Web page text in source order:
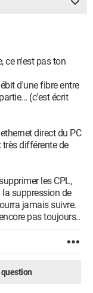
ce n'est pas ton
d'une fibre entre
(c'est écrit
direct du PC
très différente de
les CPL,
suppression de
jamais suivre.
pas toujours..
question